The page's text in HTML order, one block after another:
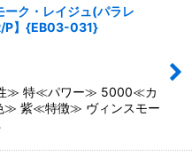
ーク・レイジュ(パラレ
P】{EB03-031}
≫ 特≪パワー≫ 5000≪カ
紫≪特徴≫ ヴィンスモー